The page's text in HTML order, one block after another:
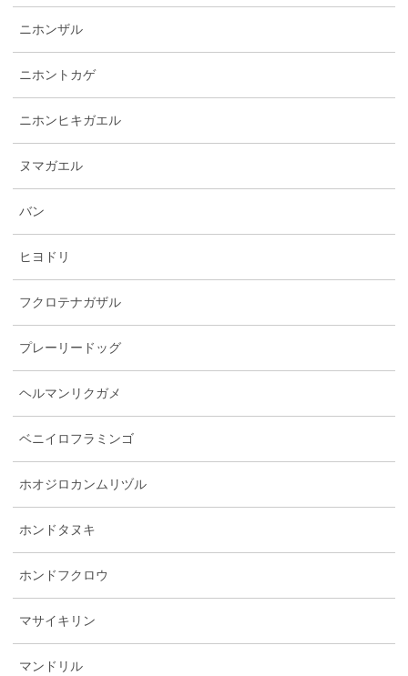
ニホンザル
ニホントカゲ
ニホンヒキガエル
ヌマガエル
バン
ヒヨドリ
フクロテナガザル
プレーリードッグ
ヘルマンリクガメ
ベニイロフラミンゴ
ホオジロカンムリヅル
ホンドタヌキ
ホンドフクロウ
マサイキリン
マンドリル